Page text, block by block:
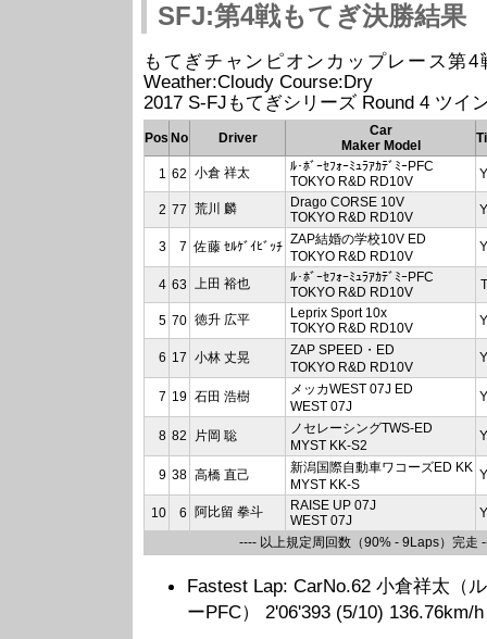
SFJ:第4戦もてぎ決勝結果
もてぎチャンピオンカップレース第4
Weather:Cloudy Course:Dry
2017 S-FJもてぎシリーズ Round 4 ツイ
Pos No Driver
Car
Maker Model
1 62 小倉 祥太
ﾙ･ﾎﾞｰｾﾌｫｰﾐｭﾗｱｶﾃﾞﾐｰPFC
TOKYO R&D RD10V
2 77 荒川 麟
Drago CORSE 10V
TOKYO R&D RD10V
3 7 佐藤 ｾﾙｹﾞｲﾋﾞｯﾁ ZAP結婚の学校10V ED
TOKYO R&D RD10V
4 63 上田 裕也
ﾙ･ﾎﾞｰｾﾌｫｰﾐｭﾗｱｶﾃﾞﾐｰPFC
TOKYO R&D RD10V
5 70 徳升 広平
Leprix Sport 10x
TOKYO R&D RD10V
6 17 小林 丈晃
ZAP SPEED・ED
TOKYO R&D RD10V
7 19 石田 浩樹
メッカWEST 07J ED
WEST 07J
8 82 片岡 聡
ノセレーシングTWS-ED
MYST KK-S2
9 38 高橋 直己
新潟国際自動車ワコーズED KK
MYST KK-S
10 6 阿比留 拳斗
RAISE UP 07J
WEST 07J
---- 以上規定周回数（90% - 9Laps）完走
Fastest Lap: CarNo.62 小倉祥太（
ーPFC） 2'06'393 (5/10) 136.76km/h